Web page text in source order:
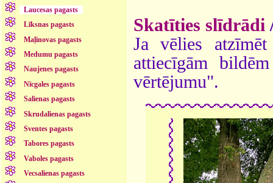
Laucesas pagasts
Līksnas pagasts
Maļinovas pagasts
Medumu pagasts
Naujenes pagasts
Nīcgales pagasts
Salienas pagasts
Skrudalienas pagasts
Sventes pagasts
Tabores pagasts
Vaboles pagasts
Vecsalienas pagasts
Skatīties slīdrādi
Ja vēlies
attiecīgām
vērtējumu".